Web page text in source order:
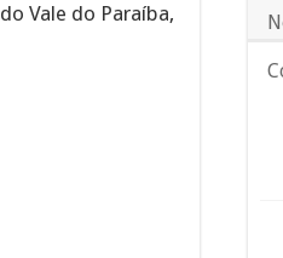
Vale do Paraíba,